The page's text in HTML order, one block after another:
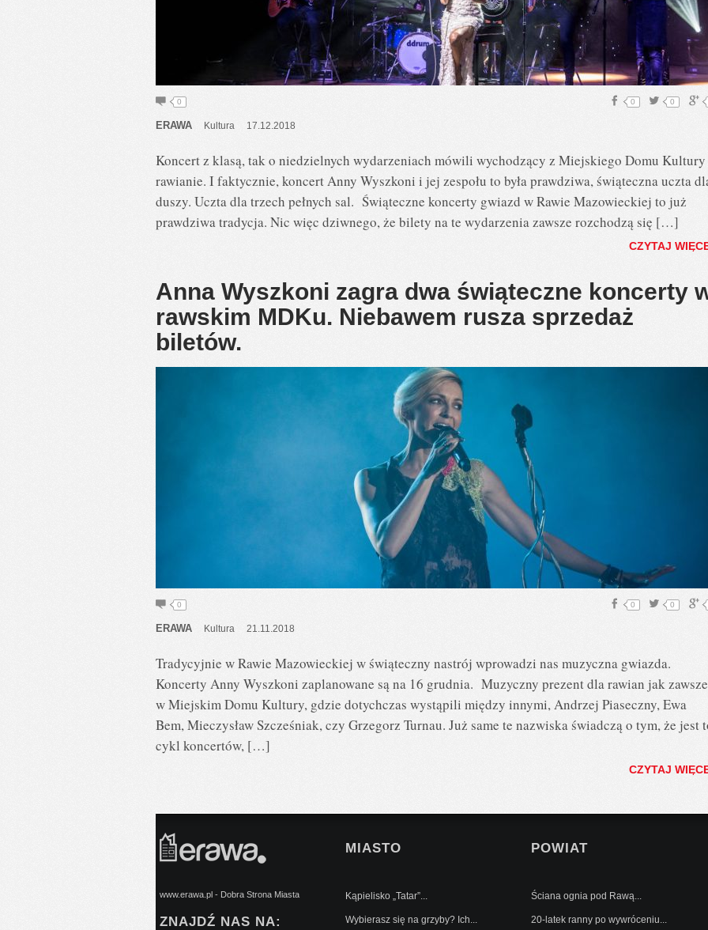
0 0
0
ERAWA Kultura 17.12.2018
Koncert z klasą, tak o niedzielnych wydarzeniach mówili wychodzący z Miejskiego Domu Kultury
rawianie. I faktycznie, koncert Anny Wyszkoni i jej zespołu to była prawdziwa, świąteczna uczta
duszy. Uczta dla trzech pełnych sal. Świąteczne koncerty gwiazd w Rawie Mazowieckiej to już
prawdziwa tradycja. Nic więc dziwnego, że bilety na te wydarzenia zawsze rozchodzą się […]
CZYTAJ
Anna Wyszkoni zagra dwa świąteczne koncerty
rawskim MDKu. Niebawem rusza sprzedaż
biletów.
0 0
0
ERAWA Kultura 21.11.2018
Tradycyjnie w Rawie Mazowieckiej w świąteczny nastrój wprowadzi nas muzyczna gwiazda.
Koncerty Anny Wyszkoni zaplanowane są na 16 grudnia. Muzyczny prezent dla rawian jak zawsze
w Miejskim Domu Kultury, gdzie dotychczas wystąpili między innymi, Andrzej Piaseczny, Ewa
Bem, Mieczysław Szcześniak, czy Grzegorz Turnau. Już same te nazwiska świadczą o tym, że jest
cykl koncertów, […]
CZYTAJ
www.erawa.pl - Dobra Strona Miasta
ZNAJDŹ NAS NA:
MIASTO
Kąpielisko „Tatar”...
Wybierasz się na grzyby? Ich...
POWIAT
Ściana ognia pod Rawą...
20-latek ranny po wywróceniu...